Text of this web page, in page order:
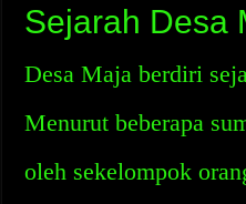
Sejarah Desa
Desa Maja berdiri
Menurut beberapa
oleh sekelompok